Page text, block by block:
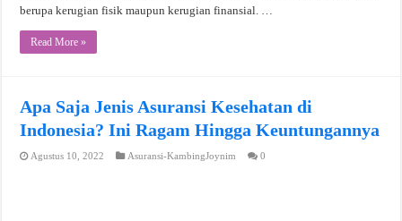
berupa kerugian fisik maupun kerugian finansial. …
Read More »
Apa Saja Jenis Asuransi Kesehatan di
Indonesia? Ini Ragam Hingga Keuntungannya
Agustus 10, 2022 Asuransi-KambingJoynim 0